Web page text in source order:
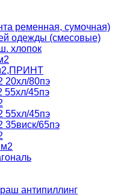
ременная, сумочная)
одежды (смесовые)
хлопок
20хл/80пэ
55хл/45пэ
55хл/45пэ
35виск/65пэ
м2
антипиллинг